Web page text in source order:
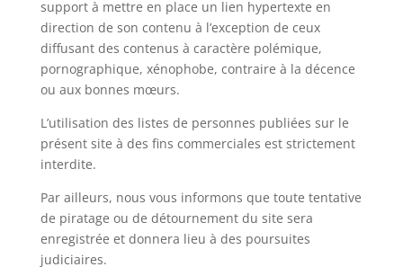
support à mettre en place un lien hypertexte en
direction de son contenu à l’exception de ceux
diffusant des contenus à caractère polémique,
pornographique, xénophobe, contraire à la décence
ou aux bonnes mœurs.
L’utilisation des listes de personnes publiées sur le
présent site à des fins commerciales est strictement
interdite.
Par ailleurs, nous vous informons que toute tentative
de piratage ou de détournement du site sera
enregistrée et donnera lieu à des poursuites
judiciaires.